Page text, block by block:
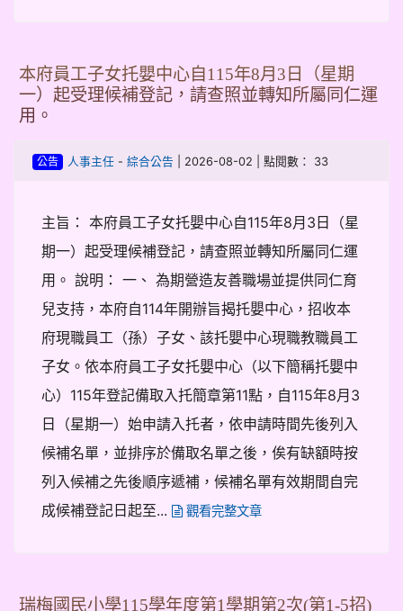
本府員工子女托嬰中心自115年8月3日（星期
一）起受理候補登記，請查照並轉知所屬同仁運
用。
公告 人事主任- 綜合公告 | 2026-08-02 | 點閱數： 33
主旨： 本府員工子女托嬰中心自115年8月3日（星
期一）起受理候補登記，請查照並轉知所屬同仁運
用。 說明： 一、 為期營造友善職場並提供同仁育
兒支持，本府自114年開辦旨揭托嬰中心，招收本
府現職員工（孫）子女、該托嬰中心現職教職員工
子女。依本府員工子女托嬰中心（以下簡稱托嬰中
心）115年登記備取入托簡章第11點，自115年8月3
日（星期一）始申請入托者，依申請時間先後列入
候補名單，並排序於備取名單之後，俟有缺額時按
列入候補之先後順序遞補，候補名單有效期間自完
成候補登記日起至...
觀看完整文章
瑞梅國民小學115學年度第1學期第2次(第1-5招)